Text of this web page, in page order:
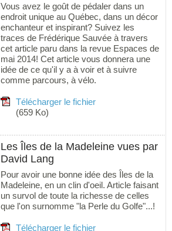
Vous avez le goût de pédaler dans un
endroit unique au Québec, dans un décor
enchanteur et inspirant? Suivez les
traces de Frédérique Sauvée à travers
cet article paru dans la revue Espaces de
mai 2014! Cet article vous donnera une
idée de ce qu'il y a à voir et à suivre
comme parcours, à vélo.
Télécharger le fichier
(659 Ko)
Les Îles de la Madeleine vues par
David Lang
Pour avoir une bonne idée des Îles de la
Madeleine, en un clin d'oeil. Article faisant
un survol de toute la richesse de celles
que l'on surnomme "la Perle du Golfe"...!
Télécharger le fichier